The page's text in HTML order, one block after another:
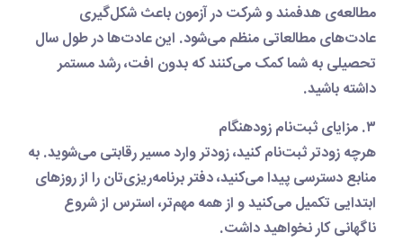
مطالعه‌ی هدفمند و شرکت در آزمون باعث شکل‌گیری
عادت‌های مطالعاتی منظم می‌شود. این عادت‌ها در طول سال
تحصیلی به شما کمک می‌کنند که بدون افت، رشد مستمر
داشته باشید.
هرچه زودتر ثبت‌نام کنید، زودتر وارد مسیر رقابتی می‌شوید. به
منابع دسترسی پیدا می‌کنید، دفتر برنامه‌ریزی‌تان را از روزهای
ابتدایی تکمیل می‌کنید و از همه مهم‌تر، استرس از شروع
ناگهانی کار نخواهید داشت.